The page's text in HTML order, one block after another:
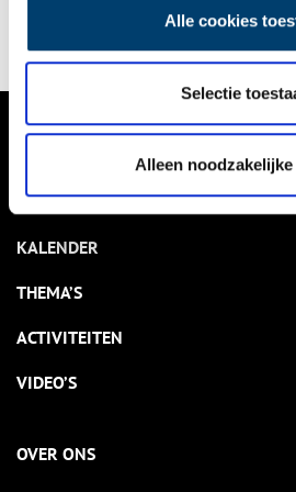
Alle cookies
Selectie
Alleen
NIEUWS
KALENDER
THEMA’S
ACTIVITEITEN
VIDEO’S
OVER ONS